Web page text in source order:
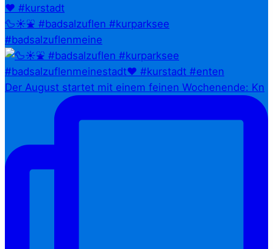
🦆☀️⛲ #badsalzuflen #kurparksee
#badsalzuflenmeine
Der August startet mit einem feinen Wochenende: Kn